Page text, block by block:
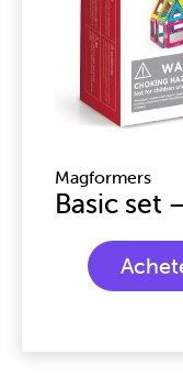
Magformers
Basic set